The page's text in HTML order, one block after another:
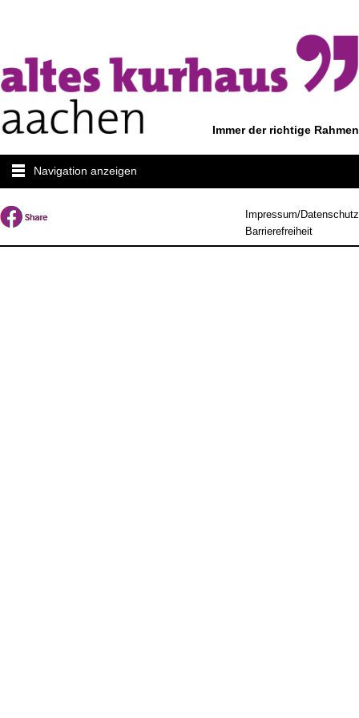
Immer der richtige Rahmen
Navigation anzeigen
Impressum/Datenschutz
Barrierefreiheit